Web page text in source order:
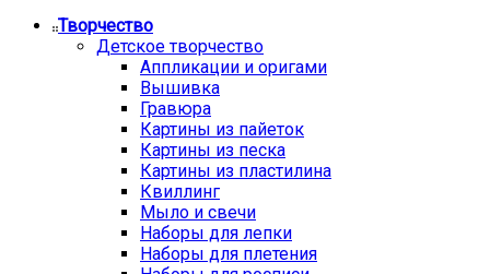
Творчество
Детское творчество
Аппликации и оригами
Вышивка
Гравюра
Картины из пайеток
Картины из песка
Картины из пластилина
Квиллинг
Мыло и свечи
Наборы для лепки
Наборы для плетения